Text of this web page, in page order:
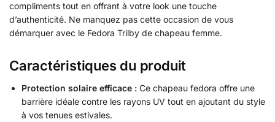
compliments tout en offrant à votre look une touche
d’authenticité. Ne manquez pas cette occasion de vous
démarquer avec le Fedora Trilby de chapeau femme.
Caractéristiques du produit
Protection solaire efficace : Ce chapeau fedora offre une
barrière idéale contre les rayons UV tout en ajoutant du style
à vos tenues estivales.